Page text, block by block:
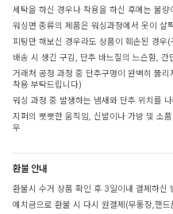
세탁을 하신 경우나 착용을 하신 후에는 불
워싱면 종류의 제품은 워싱과정에서 옷이 살
피팅만 해보신 경우라도 상품이 훼손된 경우
배송 시 생긴 구김, 단추 바느질의 느슨함,
거래처 공정 과정 중 단추구멍이 완벽히 뚫
착용 부탁드립니다)
워싱 과정 중 발생하는 냄새와 단추 위치를
지퍼의 뻣뻣한 움직임, 신발이나 가방 및 소
우
환불 안내
환불시 수거 상품 확인 후 3일이내 결제하신
예치금으로 환불 시 다시 원결제(무통장,핸